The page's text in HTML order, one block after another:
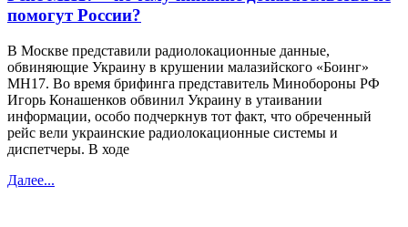
помогут России?
В Москве представили радиолокационные данные,
обвиняющие Украину в крушении малазийского «Боинг»
МН17. Во время брифинга представитель Минобороны РФ
Игорь Конашенков обвинил Украину в утаивании
информации, особо подчеркнув тот факт, что обреченный
рейс вели украинские радиолокационные системы и
диспетчеры. В ходе
Далее...